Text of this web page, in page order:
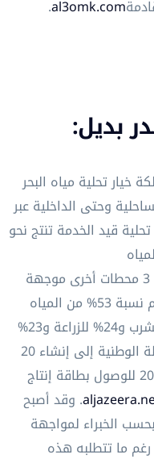
al3omk.com
.
بديل:
خيار تحلية مياه البحر
وحتى الداخلية عبر
، بالإضافة إلى 3 محطات أخرى موجهة
للأغراض الزراعية والصناعية. وتستخدم نسبة 53% من المياه
المنتجة من هذه المحطات لأغراض الشرب و24% للزراعة و23%
. وتسعى الخطة الوطنية إلى إنشاء 20
محطة تحلية إجمالًا في أفق سنة 2030 للوصول بطاقة إنتاج
. وقد أصبح
الخبراء لمواجهة
رغم ما تتطلبه هذه